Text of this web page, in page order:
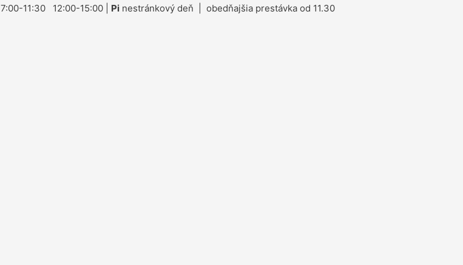
7:00-11:30 12:00-15:00 | Pi nestránkový deň | obedňajšia prestávka od 11.30